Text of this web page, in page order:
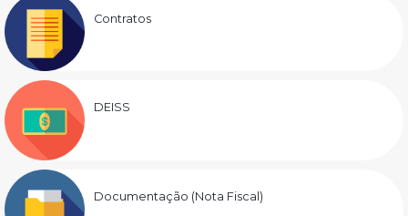
Contratos
DEISS
Documentação (Nota Fiscal)